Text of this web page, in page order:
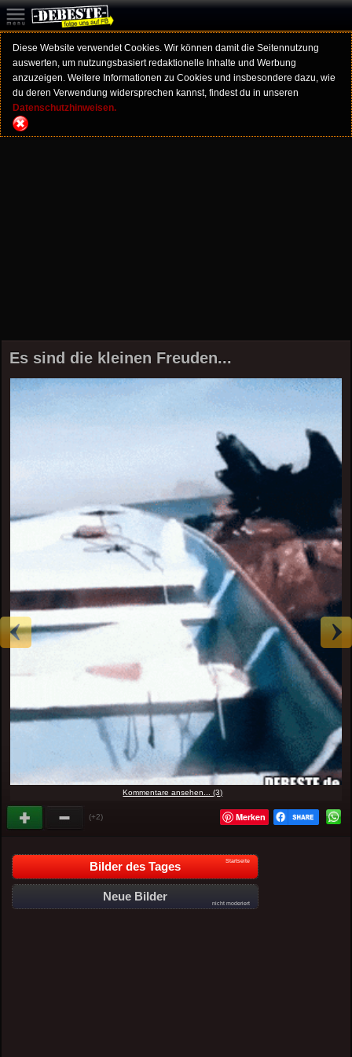
Diese Website verwendet Cookies. Wir können damit die Seitennutzung
auswerten, um nutzungsbasiert redaktionelle Inhalte und Werbung
anzuzeigen. Weitere Informationen zu Cookies und insbesondere dazu, wie
du deren Verwendung widersprechen kannst, findest du in unseren
Datenschutzhinweisen.
Es sind die kleinen Freuden...
Kommentare ansehen... (3)
(+2) Merken
Bilder des Tages Startseite
Neue Bilder
nicht moderiert